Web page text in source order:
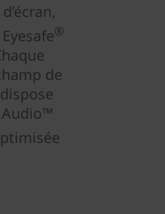
®
de
Audio™